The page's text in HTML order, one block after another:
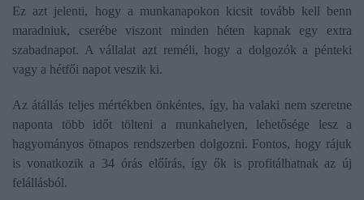
Ez azt jelenti, hogy a munkanapokon kicsit tovább kell benn
maradniuk, cserébe viszont minden héten kapnak egy extra
szabadnapot. A vállalat azt reméli, hogy a dolgozók a pénteki
vagy a hétfői napot veszik ki.
Az átállás teljes mértékben önkéntes, így, ha valaki nem szeretne
naponta több időt tölteni a munkahelyen, lehetősége lesz a
hagyományos ötnapos rendszerben dolgozni. Fontos, hogy rájuk
is vonatkozik a 34 órás előírás, így ők is profitálhatnak az új
felállásból.